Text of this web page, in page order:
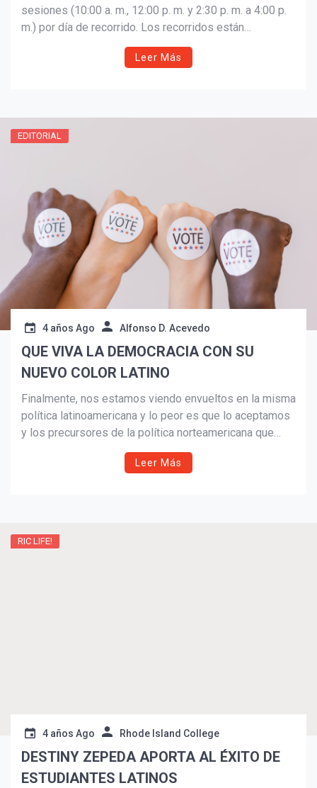
TOUR DE APOYO A LOS PEQUEÑOS
NEGOCIOS
sesiones (10:00 a. m., 12:00 p. m. y 2:30 p. m. a 4:00 p.
m.) por día de recorrido. Los recorridos están
Miércoles 21 de septiembre en Smithfield Ave.
Leer Más
EDITORIAL
4 años Ago Alfonso D. Acevedo
QUE VIVA LA DEMOCRACIA CON SU
NUEVO COLOR LATINO
Finalmente, nos estamos viendo envueltos en la misma
política latinoamericana y lo peor es que lo aceptamos
y los precursores de la política norteamericana que
antes mantenían a raya muchos vicios políticos y a los
políticos latinoamericanos que querían ocupar sus
el plátano, la arepa y la tortilla.
Leer Más
RIC LIFE!
4 años Ago Rhode Island College
DESTINY ZEPEDA APORTA AL ÉXITO DE
ESTUDIANTES LATINOS